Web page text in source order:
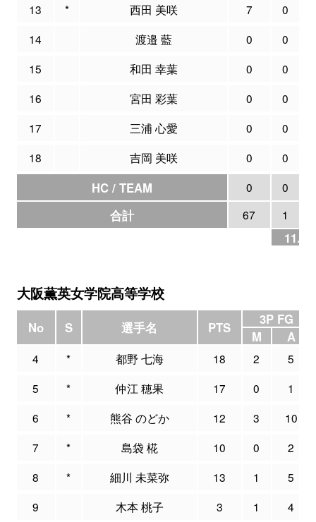
13
* 西田 美咲 7 0
14
渡邉 藍 0 0
15
和田 幸葉 0 0
16
宮田 彩葉 0 0
17
三浦 心愛 0 0
18
吉岡 美咲 0 0
HC / TEAM 0 0
合計 67 1
大阪薫英女学院高等学校
No S 選手名 PTS
3P FG
M
A
4 * 都野 七海 18 2
5
5
* 仲江 穂果 17 0
1
6
* 熊谷 のどか 12 3
10
7
* 島袋 椛 10 0
2
8
* 細川 未菜弥 13 1
5
9
木本 桃子 3 1 4